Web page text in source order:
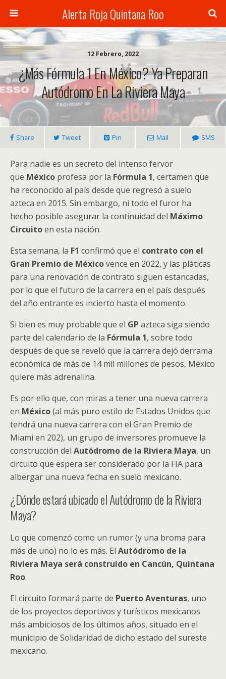
Alerta Roja Quintana Roo
12 Febrero, 2022
¿Más Fórmula 1 En México? Ya Preparan
Autódromo En La Riviera Maya
Share Tweet Pin Mail SMS
Para nadie es un secreto del intenso fervor
que México profesa por la Fórmula 1, certamen que
ha reconocido al país desde que regresó a suelo
azteca en 2015. Sin embargo, ni todo el furor ha
hecho posible asegurar la continuidad del Máximo
Circuitoen esta nación.
Esta semana, la F1 confirmó que el contrato con el
Gran Premio de Méxicovence en 2022, y las pláticas
para una renovación de contrato siguen estancadas,
por lo que el futuro de la carrera en el país después
del año entrante es incierto hasta el momento.
Si bien es muy probable que el GP azteca siga siendo
parte del calendario de la Fórmula 1, sobre todo
después de que se reveló que la carrera dejó derrama
económica de más de 14 mil millones de pesos, México
quiere más adrenalina.
Es por ello que, con miras a tener una nueva carrera
en México(al más puro estilo de Estados Unidos que
tendrá una nueva carrera con el Gran Premio de
Miami en 202), un grupo de inversores promueve la
construcción del Autódromo de la Riviera Maya, un
circuito que espera ser considerado por la FIA para
albergar una nueva fecha en suelo mexicano.
¿Dónde estará ubicado el Autódromo de la Riviera
Maya?
Lo que comenzó como un rumor (y una broma para
más de uno) no lo es más. El Autódromo de la
Riviera Maya será construido en Cancún, Quintana
Roo.
El circuito formará parte de Puerto Aventuras, uno
de los proyectos deportivos y turísticos mexicanos
más ambiciosos de los últimos años, situado en el
municipio de Solidaridad de dicho estado del sureste
mexicano.